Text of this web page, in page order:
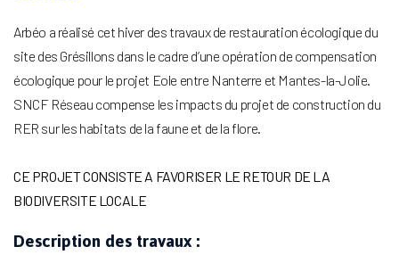
Arbéo a réalisé cet hiver des travaux de restauration écologique du
site des Grésillons dans le cadre d’une opération de compensation
écologique pour le projet Eole entre Nanterre et Mantes-la-Jolie.
SNCF Réseau compense les impacts du projet de construction du
RER sur les habitats de la faune et de la flore.
CE PROJET CONSISTE A FAVORISER LE RETOUR DE LA
BIODIVERSITE LOCALE
Description des travaux :